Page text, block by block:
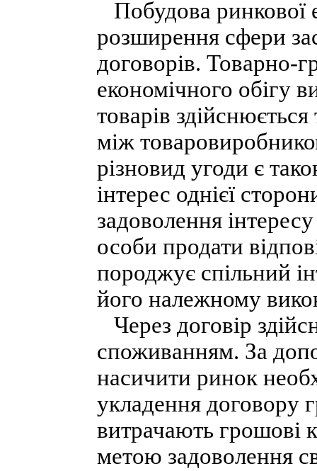
Побудова ринкової
розширення сфери
договорів. Товарно-
економічного обігу
товарів здійснюється
між
різновид угоди є
інтерес однієї
задоволення
особи продати
породжує спільний
його належному
Через договір
споживанням. За
насичити ринок
укладення договору
витрачають грошові
метою задоволення